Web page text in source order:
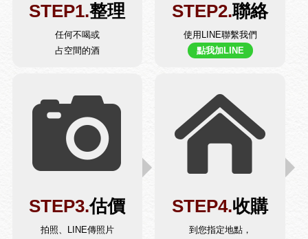
STEP1.整理
任何不喝或
占空間的酒
STEP2.聯絡
使用LINE聯繫我們
點我加LINE
STEP3.估價
拍照、LINE傳照片
STEP4.收購
到您指定地點，